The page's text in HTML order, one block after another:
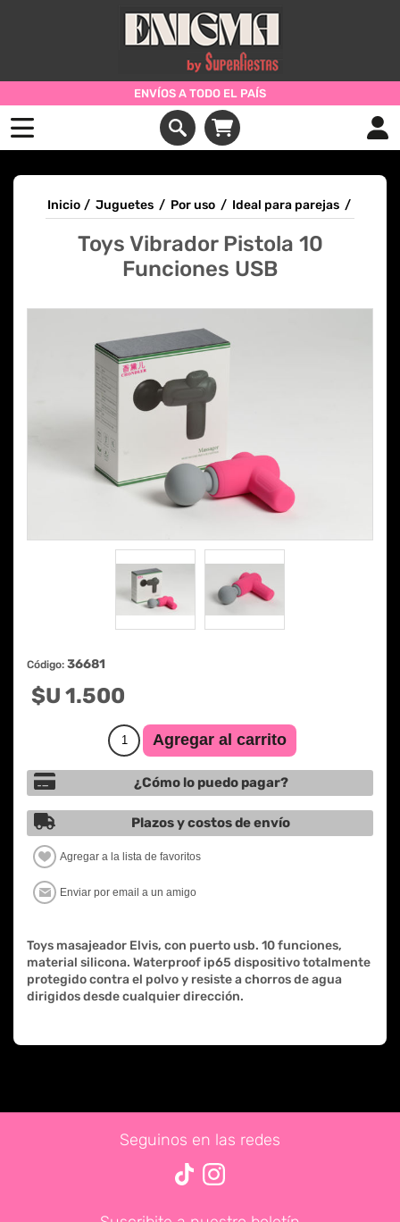
ENVÍOS A TODO EL PAÍS
Inicio / Juguetes / Por uso / Ideal para parejas /
Toys Vibrador Pistola 10
Funciones USB
Código: 36681
$U 1.500
¿Cómo lo puedo pagar?
Plazos y costos de envío
Toys masajeador Elvis, con puerto usb. 10 funciones,
material silicona. Waterproof ip65 dispositivo totalmente
protegido contra el polvo y resiste a chorros de agua
dirigidos desde cualquier dirección.
Seguinos en las redes